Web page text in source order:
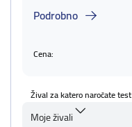
Podrobno
Cena:
Žival za katero naročate test
Moje živali